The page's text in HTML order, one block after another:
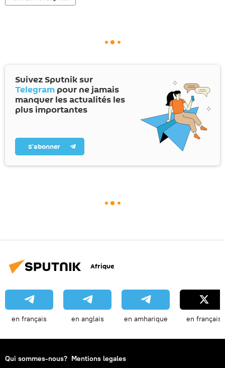
Suivez Sputnik sur
Telegram pour ne jamais
manquer les actualités les
plus importantes
S’abonner
Afrique
en français en anglais en amharique en français
Qui sommes-nous? Mentions legales